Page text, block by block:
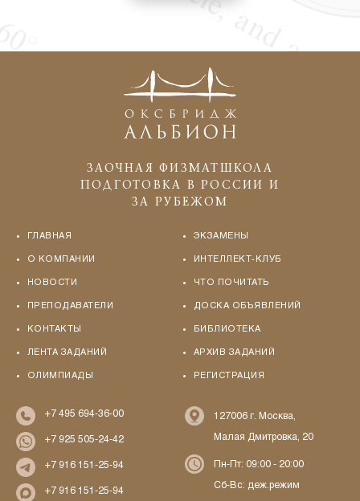
ЗАОЧНАЯ ФИЗМАТШКОЛА
ПОДГОТОВКА В РОССИИ И
ЗА РУБЕЖОМ
ГЛАВНАЯ
О КОМПАНИИ
НОВОСТИ
ПРЕПОДАВАТЕЛИ
КОНТАКТЫ
ЛЕНТА ЗАДАНИЙ
ОЛИМПИАДЫ
ЭКЗАМЕНЫ
ИНТЕЛЛЕКТ-КЛУБ
ЧТО ПОЧИТАТЬ
ДОСКА ОБЪЯВЛЕНИЙ
БИБЛИОТЕКА
АРХИВ ЗАДАНИЙ
РЕГИСТРАЦИЯ
+7 495 694-36-00
+7 925 505-24-42
+7 916 151-25-94
+7 916 151-25-94
127006 г. Москва,
Малая Дмитровка, 20
Пн-Пт: 09:00 - 20:00
Сб-Вс: деж.режим